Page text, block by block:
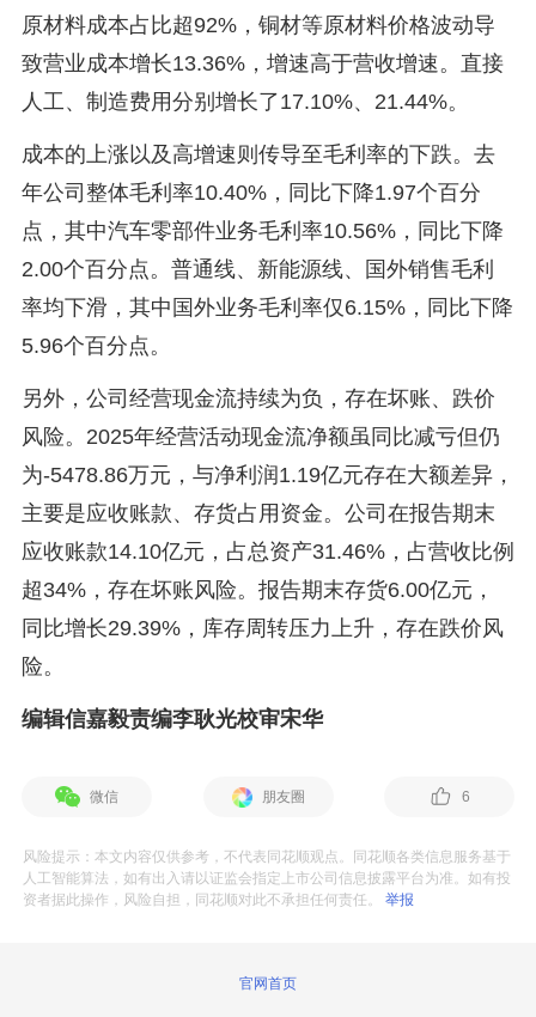
原材料成本占比超92%，铜材等原材料价格波动导
致营业成本增长13.36%，增速高于营收增速。直接
人工、制造费用分别增长了17.10%、21.44%。
成本的上涨以及高增速则传导至毛利率的下跌。去
年公司整体毛利率10.40%，同比下降1.97个百分
点，其中汽车零部件业务毛利率10.56%，同比下降
2.00个百分点。普通线、新能源线、国外销售毛利
率均下滑，其中国外业务毛利率仅6.15%，同比下降
5.96个百分点。
另外，公司经营现金流持续为负，存在坏账、跌价
风险。2025年经营活动现金流净额虽同比减亏但仍
为-5478.86万元，与净利润1.19亿元存在大额差异，
主要是应收账款、存货占用资金。公司在报告期末
应收账款14.10亿元，占总资产31.46%，占营收比例
超34%，存在坏账风险。报告期末存货6.00亿元，
同比增长29.39%，库存周转压力上升，存在跌价风
险。
编辑信嘉毅责编李耿光校审宋华
微信 朋友圈 6
风险提示：本文内容仅供参考，不代表同花顺观点。同花顺各类信息服务基于
人工智能算法，如有出入请以证监会指定上市公司信息披露平台为准。如有投
资者据此操作，风险自担，同花顺对此不承担任何责任。举报
官网首页